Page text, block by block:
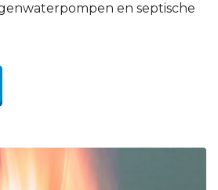
en septische